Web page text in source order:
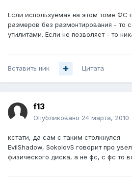
Если используемая на этом томе ФС
размеров без размонтирования - то
утилитами. Если не позволяет - то
Вставить ник Цитата
f13
Опубликовано 24 марта, 2010
кстати, да сам с таким столкнулся
EvilShadow, SokolovS говорит про
физического диска, а не фс, с фс то